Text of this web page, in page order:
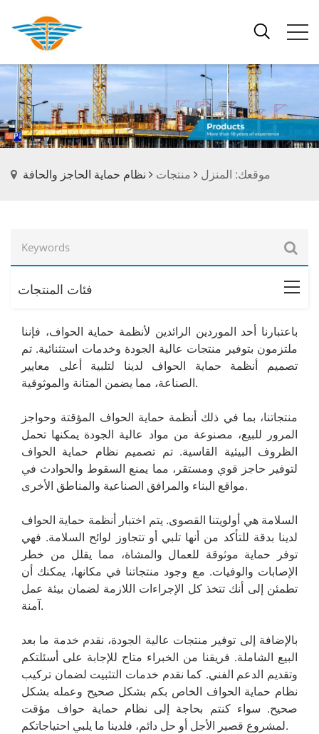
موقعك: المنزل منتجات نظام حماية الحاجز والحافة
فئات المنتجات
باعتبارنا أحد الموردين الرائدين لأنظمة حماية الحواف، فإننا
ملتزمون بتوفير منتجات عالية الجودة وخدمات استثنائية. تم
تصميم أنظمة حماية الحواف لدينا لتلبية أعلى معايير
الصناعة، مما يضمن المتانة والموثوقية.
منتجاتنا، بما في ذلك أنظمة حماية الحواف المؤقتة وحواجز
المرور للبيع، مصنوعة من مواد عالية الجودة يمكنها تحمل
الظروف البيئية القاسية. تم تصميم نظام حماية الحواف
لتوفير حاجز قوي ومستقر، مما يمنع السقوط والحوادث في
مواقع البناء والمرافق الصناعية والمناطق الأخرى.
السلامة هي أولويتنا القصوى. يتم اختبار أنظمة حماية الحواف
لدينا بدقة للتأكد من أنها تلبي أو تتجاوز لوائح السلامة. فهي
توفر حماية موثوقة للعمال والمشاة، مما يقلل من خطر
الإصابات والوفيات. مع وجود منتجاتنا في مكانها، يمكنك أن
تطمئن إلى أنك تتخذ كل الإجراءات اللازمة لضمان بيئة عمل
آمنة.
بالإضافة إلى توفير منتجات عالية الجودة، نقدم خدمة ما بعد
البيع الشاملة. فريقنا من الخبراء متاح للإجابة على أسئلتكم
وتقديم الدعم الفني. كما نقدم خدمات التثبيت لضمان تركيب
نظام حماية الحواف الخاص بكم بشكل صحيح وعمله بشكل
صحيح. سواء كنتم بحاجة إلى نظام حماية حواف مؤقت
لمشروع قصير الأجل أو حل دائم، فلدينا ما يلبي احتياجاتكم.